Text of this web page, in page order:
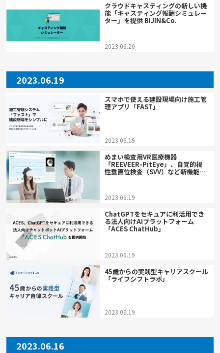
クラウドキャスティングの新しい機
能「キャスティング報酬シミュレー
ター」を提供 BIJIN&Co.
2023.06.20
2023.06.19
スマホで使える建設現場向け施工管
理アプリ「FAST」
2023.06.19
めまい検査用VR医療機器
「REEVEER-PitEye」、自覚的視
性垂直位検査（SVV）など新機能を
2023.06.19
ChatGPTをセキュアに利活用でき
る法人向けAIプラットフォーム
「ACES ChatHub」
2023.06.19
45歳からの実践型キャリアスクール
「ライフシフトラボ」
2023.06.19
2023.06.16